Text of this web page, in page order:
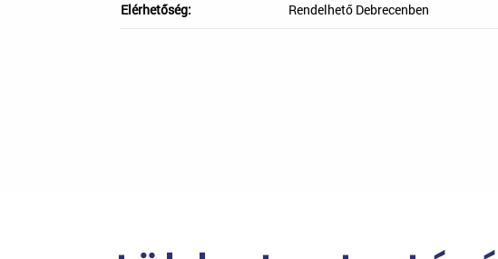
Elérhetőség: Rendelhető Debrecenben